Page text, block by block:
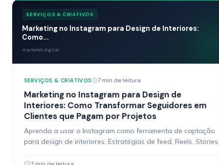
SERVIÇOS & CRIATIVOS
Marketing no Instagram para Design de Interiores:
Como...
marketek.digital
SERVIÇOS & CRIATIVOS 7 min de leitura
Marketing no Instagram para Design de
Interiores: Como Transformar Seguidores em
Clientes que Pagam por Projetos
Aprenda a usar o Instagram como ferramenta de captação
para design de interiores. Estratégias de feed, Reels, Stories